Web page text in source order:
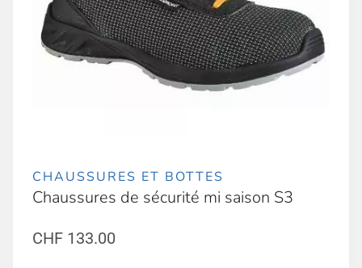
CHAUSSURES ET BOTTES
Chaussures de sécurité mi saison S3
CHF 133.00